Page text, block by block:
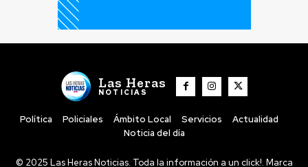
Las Heras
NOTICIAS
Política Policiales Ámbito Local Servicios
Actualidad
Noticia del día
© 2025 Las Heras Noticias. Toda la información a un click!. Marca